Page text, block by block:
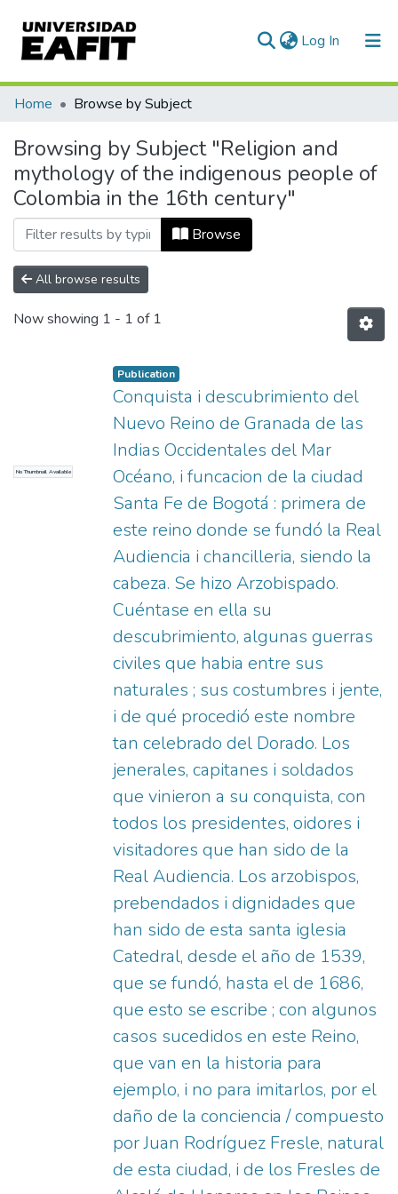
Log In (current)
Communities & Collections
All of DSpace
Home Browse by Subject
Browsing by Subject "Religion and
mythology of the indigenous people of
Colombia in the 16th century"
Browse
All browse results
Now showing 1 - 1 of 1
No Thumbnail Available
Publication
Conquista i descubrimiento del
Nuevo Reino de Granada de las
Indias Occidentales del Mar
Océano, i funcacion de la ciudad
Santa Fe de Bogotá : primera de
este reino donde se fundó la Real
Audiencia i chancilleria, siendo la
cabeza. Se hizo Arzobispado.
Cuéntase en ella su
descubrimiento, algunas guerras
civiles que habia entre sus
naturales ; sus costumbres i jente,
i de qué procedió este nombre
tan celebrado del Dorado. Los
jenerales, capitanes i soldados
que vinieron a su conquista, con
todos los presidentes, oidores i
visitadores que han sido de la
Real Audiencia. Los arzobispos,
prebendados i dignidades que
han sido de esta santa iglesia
Catedral, desde el año de 1539,
que se fundó, hasta el de 1686,
que esto se escribe ; con algunos
casos sucedidos en este Reino,
que van en la historia para
ejemplo, i no para imitarlos, por el
daño de la conciencia / compuesto
por Juan Rodríguez Fresle, natural
de esta ciudad, i de los Fresles de